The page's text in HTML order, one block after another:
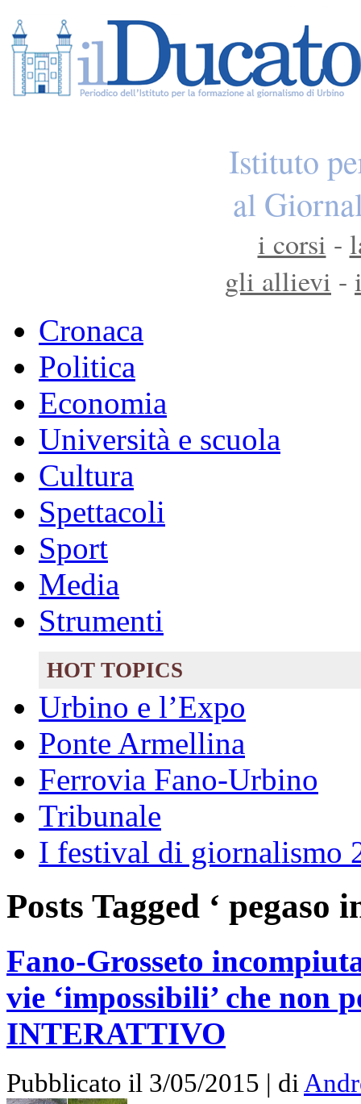
Istituto
al
i corsi -
gli allievi -
Cronaca
Politica
Economia
Università e scuola
Cultura
Spettacoli
Sport
Media
Strumenti
HOT TOPICS
Urbino e l’Expo
Ponte Armellina
Ferrovia Fano-Urbino
Tribunale
I festival di giornalismo
Posts Tagged ‘ pegaso
Fano-Grosseto
vie ‘impossibili’ che non
INTERATTIVO
Pubblicato il 3/05/2015 | di